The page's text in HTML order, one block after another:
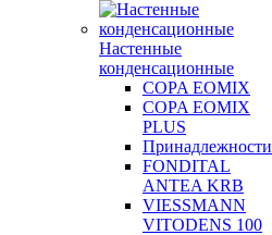
Настенные
конденсационные
COPA EOMIX
COPA EOMIX
PLUS
Принадлежности
FONDITAL
ANTEA KRB
VIESSMANN
VITODENS 100